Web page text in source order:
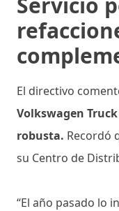
El directivo
Volkswagen
robusta. Recordó
su Centro de
“El año pasado lo